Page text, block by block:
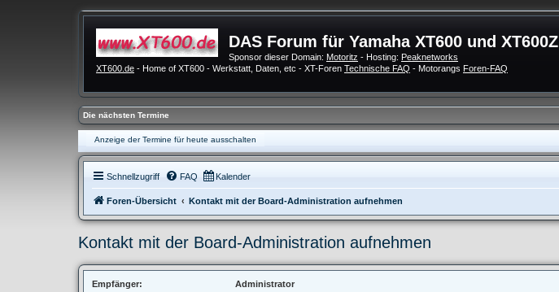
DAS Forum für Yamaha XT600 und XT600Z
Sponsor dieser Domain: Motoritz - Hosting: Peaknetworks
XT600.de - Home of XT600 - Werkstatt, Daten, etc - XT-Foren Technische FAQ - Motorangs Foren-FAQ
Die nächsten Termine
Anzeige der Termine für heute ausschalten
Schnellzugriff FAQ Kalender
Foren-Übersicht Kontakt mit der Board-Administration aufnehmen
Kontakt mit der Board-Administration aufnehmen
Empfänger: Administrator